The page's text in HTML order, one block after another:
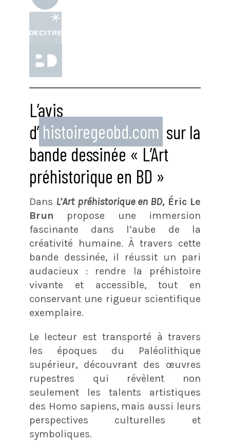
L’avis
d’ histoiregeobd.com sur la
bande dessinée « L’Art
préhistorique en BD »
Dans L’Art préhistorique en BD, Éric Le
Brun propose une immersion
fascinante dans l’aube de la
créativité humaine. À travers cette
bande dessinée, il réussit un pari
audacieux : rendre la préhistoire
vivante et accessible, tout en
conservant une rigueur scientifique
exemplaire.
Le lecteur est transporté à travers
les époques du Paléolithique
supérieur, découvrant des œuvres
rupestres qui révèlent non
seulement les talents artistiques
des Homo sapiens, mais aussi leurs
perspectives culturelles et
symboliques.